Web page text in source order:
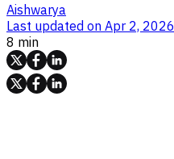
Aishwarya
Last updated on Apr 2, 2026
8 min